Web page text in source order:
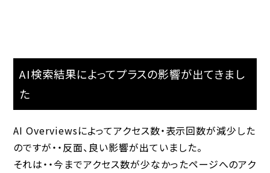
AI検索結果によってプラスの影響が出てきまし
た
AI Overviewsによってアクセス数・表示回数が減少した
のですが・・反面、良い影響が出ていました。
それは・・今までアクセス数が少なかったページへのアク